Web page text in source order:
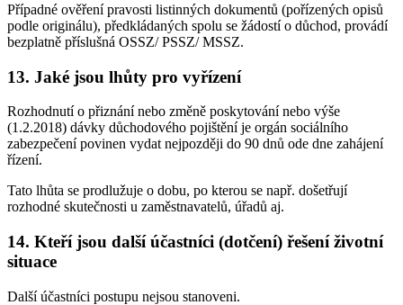
Případné ověření pravosti listinných dokumentů (pořízených opisů
podle originálu), předkládaných spolu se žádostí o důchod, provádí
bezplatně příslušná OSSZ/ PSSZ/ MSSZ.
13. Jaké jsou lhůty pro vyřízení
Rozhodnutí o přiznání nebo změně poskytování nebo výše
(1.2.2018) dávky důchodového pojištění je orgán sociálního
zabezpečení povinen vydat nejpozději do 90 dnů ode dne zahájení
řízení.
Tato lhůta se prodlužuje o dobu, po kterou se např. došetřují
rozhodné skutečnosti u zaměstnavatelů, úřadů aj.
14. Kteří jsou další účastníci (dotčení) řešení životní
situace
Další účastníci postupu nejsou stanoveni.